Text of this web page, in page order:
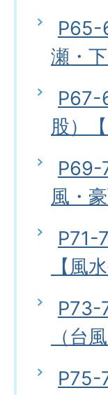
P65-
瀬・
P67-
股）
P69-
風・豪
P71-
【風
P73-
（台
P75-